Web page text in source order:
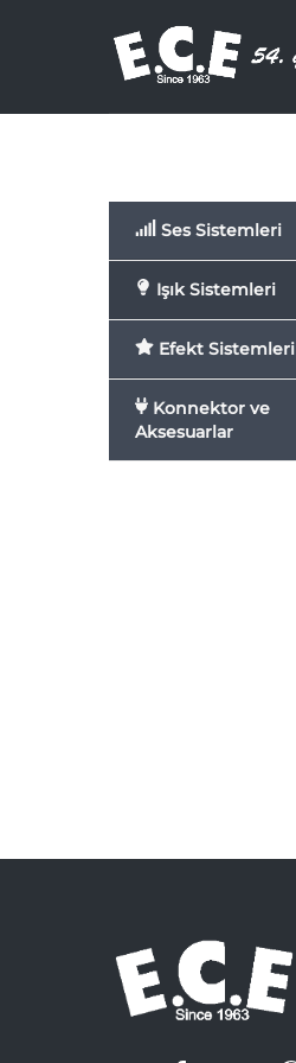
Ses Sistemleri
Işık Sistemleri
Efekt Sistemleri
Konnektor ve
Aksesuarlar